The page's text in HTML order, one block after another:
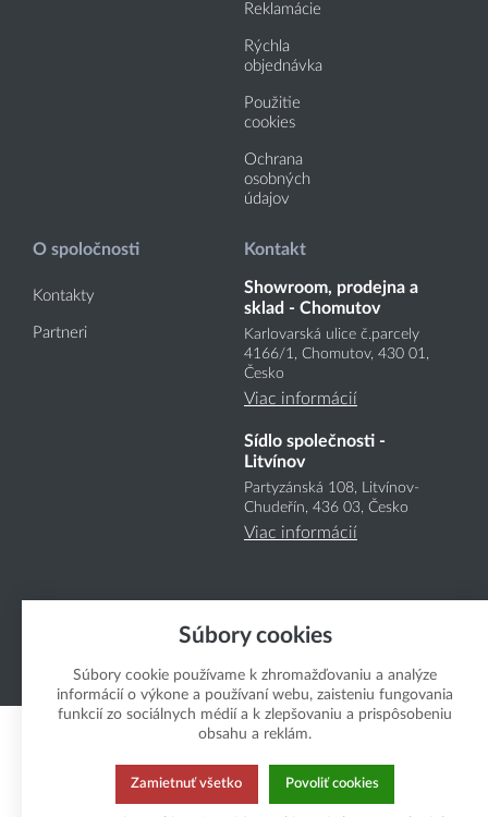
Reklamácie
Rýchla
objednávka
Použitie
cookies
Ochrana
osobných
údajov
O spoločnosti
Kontakty
Partneri
Kontakt
Showroom, prodejna a
sklad - Chomutov
Karlovarská ulice č.parcely
4166/1, Chomutov, 430 01,
Česko
Viac informácií
Sídlo společnosti -
Litvínov
Partyzánská 108, Litvínov-
Chudeřín, 436 03, Česko
Viac informácií
Copyright Boukal.SK 2026
Súbory cookies
Súbory cookie používame k zhromažďovaniu a analýze
informácií o výkone a používaní webu, zaisteniu fungovania
funkcií zo sociálnych médií a k zlepšovaniu a prispôsobeniu
obsahu a reklám.
Zamietnuť všetko Povoliť cookies